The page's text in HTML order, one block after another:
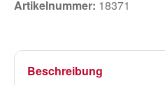
Artikelnummer: 18371
Beschreibung